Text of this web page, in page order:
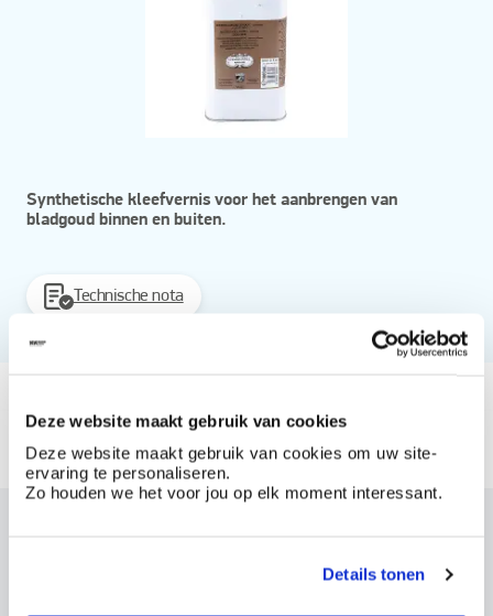
Deze website maakt gebruik van cookies
Deze website maakt gebruik van cookies om uw site-
ervaring te personaliseren.
Zo houden we het voor jou op elk moment interessant.
Details tonen
Synthetische kleefvernis voor het aanbrengen van
bladgoud binnen en buiten.
Technische nota
Beschikbaar in
busjes van 250 cc bus van 1l
Maak een account aan bij BOSS paints